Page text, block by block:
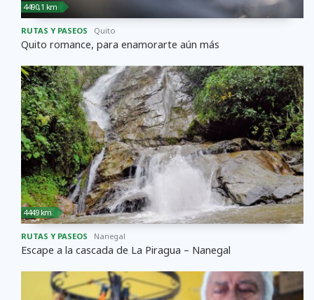
4490,1 km
RUTAS Y PASEOS Quito
Quito romance, para enamorarte aún más
4449 km
RUTAS Y PASEOS Nanegal
Escape a la cascada de La Piragua – Nanegal